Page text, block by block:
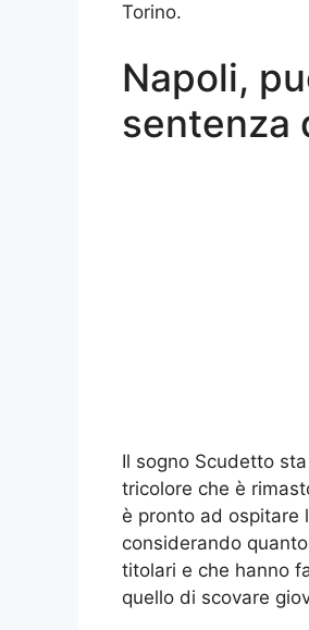
Torino.
Napoli,
sentenza
Il sogno Scudetto
tricolore che è
è pronto ad ospitare
considerando
titolari e che hanno
quello di scovare